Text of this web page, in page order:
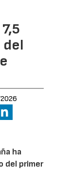
del
ha
del primer